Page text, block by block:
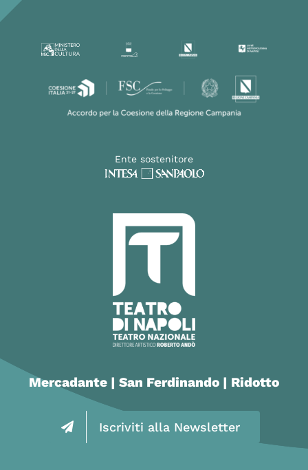
Ente sostenitore
Mercadante | San Ferdinando | Ridotto
Iscriviti alla Newsletter